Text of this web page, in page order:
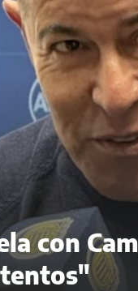
con